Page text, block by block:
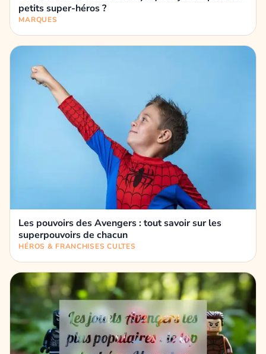
petits super-héros ?
MARQUES
Les pouvoirs des Avengers : tout savoir sur les
superpouvoirs de chacun
HÉROS & FRANCHISES CULTES